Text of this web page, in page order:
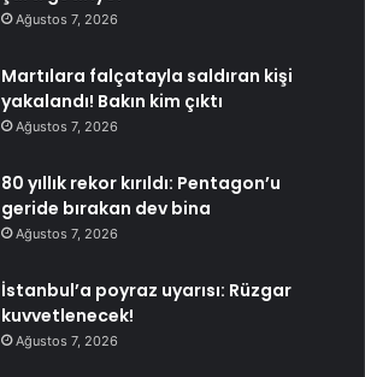
Ağustos 7, 2026
Martılara falçatayla saldıran kişi
yakalandı! Bakın kim çıktı
Ağustos 7, 2026
80 yıllık rekor kırıldı: Pentagon’u
geride bırakan dev bina
Ağustos 7, 2026
İstanbul’a poyraz uyarısı: Rüzgar
kuvvetlenecek!
Ağustos 7, 2026